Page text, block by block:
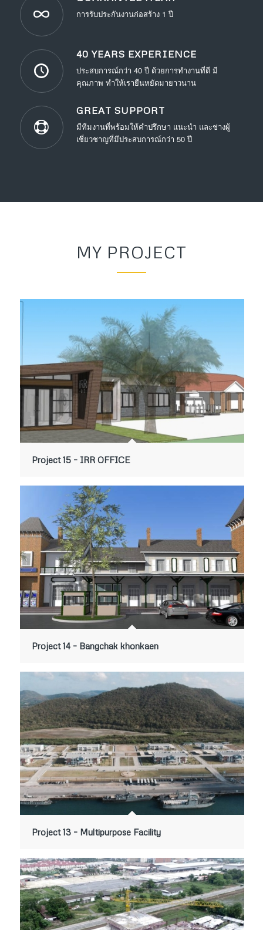
การรับประกันงานก่อสร้าง 1 ปี
40 YEARS EXPERIENCE
ประสบการณ์กว่า 40 ปี ด้วยการทำงานที่ดี มี
คุณภาพ ทำให้เรายืนหยัดมายาวนาน
GREAT SUPPORT
มีทีมงานที่พร้อมให้คำปรึกษา แนะนำ และช่างผู้
เชี่ยวชาญที่มีประสบการณ์กว่า 50 ปี
MY PROJECT
Project 15 – IRR OFFICE
Project 14 – Bangchak khonkaen
Project 13 – Multipurpose Facility